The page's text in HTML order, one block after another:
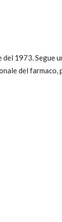
1973.
del